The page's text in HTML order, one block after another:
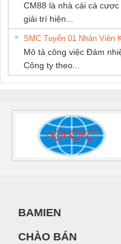
CM88 là nhà cái cá
giải trí hiện...
SMC Tuyển 01 Nhân Viên
Mô tả công việc Đảm
Công ty theo...
BAMIEN
CHÀO BÁN